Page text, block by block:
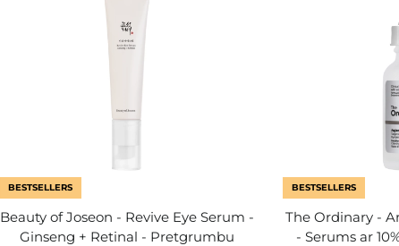
BESTSELLERS
Beauty of Joseon - Revive Eye Serum -
Ginseng + Retinal - Pretgrumbu
BESTSELLERS
The Ordinary -
- Serums ar